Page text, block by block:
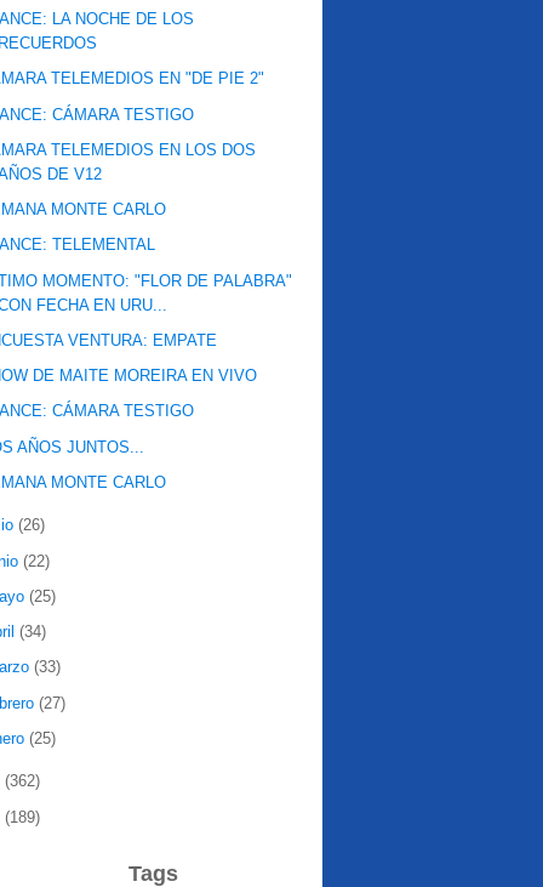
LA NOCHE DE LOS
TELEMEDIOS EN "DE PIE 2"
CÁMARA TESTIGO
TELEMEDIOS EN LOS DOS
DE V12
MONTE CARLO
TELEMENTAL
MOMENTO: "FLOR DE PALABRA"
FECHA EN URU...
VENTURA: EMPATE
DE MAITE MOREIRA EN VIVO
CÁMARA TESTIGO
AÑOS JUNTOS...
MONTE CARLO
(26)
(22)
(25)
(34)
(33)
(27)
(25)
(362)
(189)
Tags